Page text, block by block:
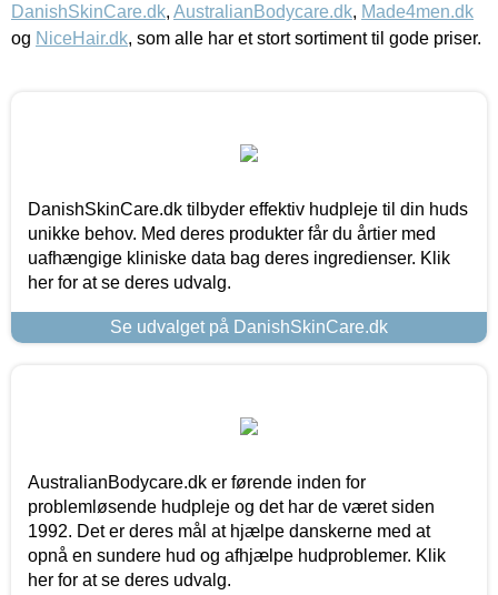
DanishSkinCare.dk, AustralianBodycare.dk, Made4men.dk
og NiceHair.dk, som alle har et stort sortiment til gode priser.
DanishSkinCare.dk tilbyder effektiv hudpleje til din huds
unikke behov. Med deres produkter får du årtier med
uafhængige kliniske data bag deres ingredienser. Klik
her for at se deres udvalg.
Se udvalget på DanishSkinCare.dk
AustralianBodycare.dk er førende inden for
problemløsende hudpleje og det har de været siden
1992. Det er deres mål at hjælpe danskerne med at
opnå en sundere hud og afhjælpe hudproblemer. Klik
her for at se deres udvalg.